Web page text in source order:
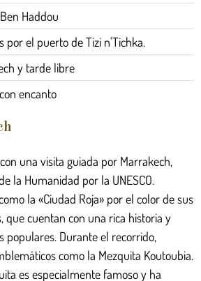
Haddou
por el puerto de Tizi n'Tichka.
y tarde libre
encanto
una visita guiada por Marrakech,
la Humanidad por la UNESCO.
la «Ciudad Roja» por el color de sus
que cuentan con una rica historia y
populares. Durante el recorrido,
como la Mezquita Koutoubia.
es especialmente famoso y ha